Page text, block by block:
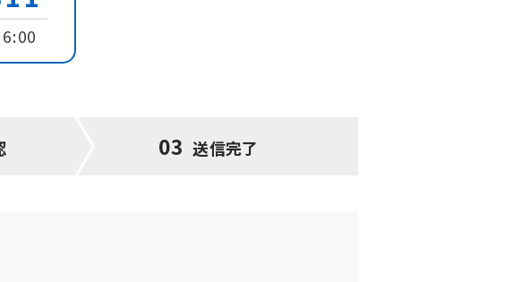
03 送信完了